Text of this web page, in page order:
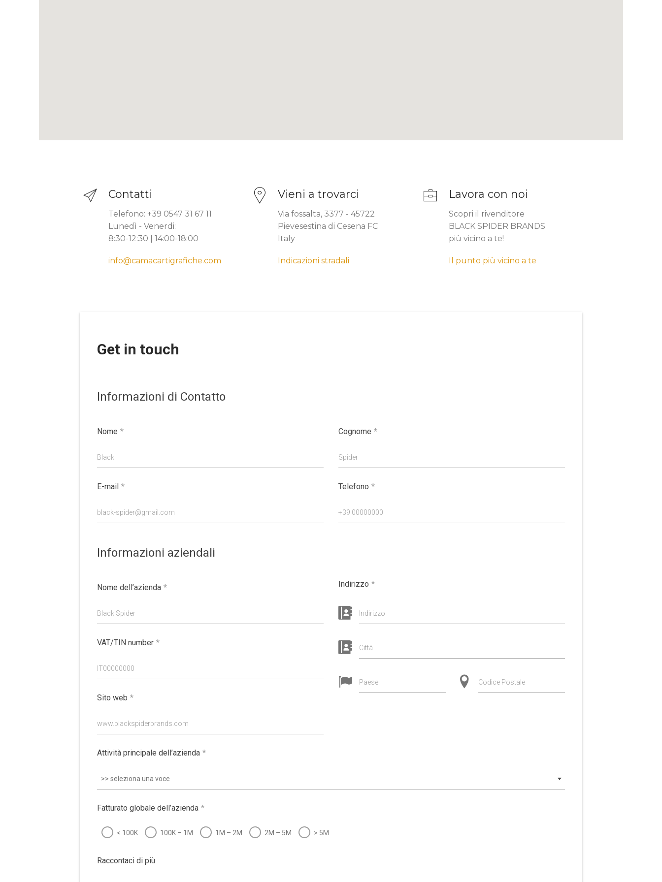
Contatti
Telefono: +39 0547 31 67 11
Lunedì - Venerdi:
8:30-12:30 | 14:00-18:00
info@camacartigrafiche.com
Vieni a trovarci
Via fossalta, 3377 - 45722
Pievesestina di Cesena FC
Italy
Indicazioni stradali
Lavora con noi
Scopri il rivenditore
BLACK SPIDER BRANDS
più vicino a te!
Il punto più vicino a te
Get in touch
Informazioni di Contatto
Nome *
Black
E-mail *
black-spider@gmail.com
Cognome *
Spider
Telefono *
+39 00000000
Informazioni aziendali
Nome dell’azienda *
Black Spider
VAT/TIN number *
IT00000000
Sito web *
www.blackspiderbrands.com
Indirizzo *
Indirizzo
Città
Paese Codice Postale
Attività principale dell’azienda *
>> seleziona una voce
Fatturato globale dell’azienda *
< 100K 100K – 1M 1M – 2M 2M – 5M > 5M
Raccontaci di più